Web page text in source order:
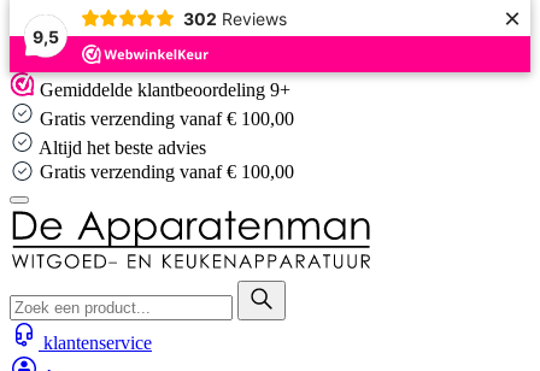
9,5
302 Reviews ×
Skip
to
content
Gemiddelde klantbeoordeling 9+
Gratis verzending vanaf € 100,00
Altijd het beste advies
Altijd het beste advies
klantenservice